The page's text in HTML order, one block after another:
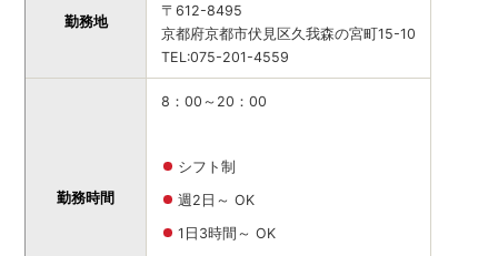
勤務地
〒612-8495
京都府京都市伏見区久我森の宮町15-10
TEL:075-201-4559
勤務時間
8：00～20：00
シフト制
週2日～ OK
1日3時間～ OK